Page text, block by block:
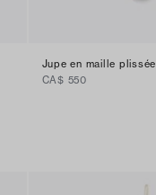
Jupe en maille plissée
CA$ 550